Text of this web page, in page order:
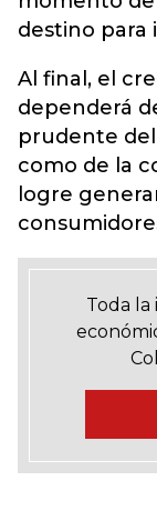
destino para
Al final, el
dependerá
prudente
como de la
logre
Toda